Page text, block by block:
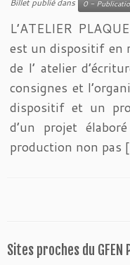
Billet publié dans 0 -
L’ATELIER
est un dispositif en
de l’ atelier
consignes et
dispositif et un
d’un projet
production non pas
Sites proches du GFEN